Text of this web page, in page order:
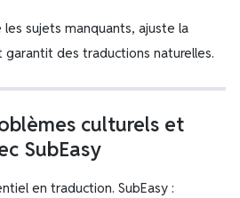
les sujets manquants, ajuste la
des traductions naturelles.
culturels et
SubEasy
en traduction. SubEasy :